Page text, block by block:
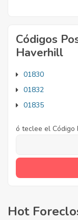
Códigos
Haverhill
01830
01832
01835
ó teclee el Código
Hot